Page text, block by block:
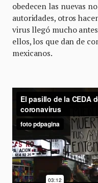
obedecen las nuevas
autoridades, otros
virus llegó mucho
ellos, los que dan de
mexicanos.